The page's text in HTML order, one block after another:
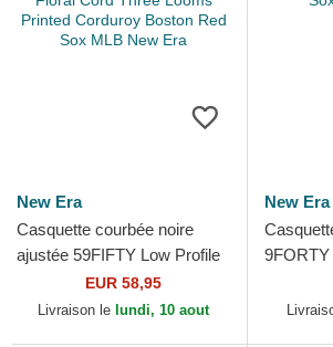
New Era
Casquette courbée noire
ajustée 59FIFTY Low Profile
Floral Cord Three Looms
Printed Corduroy...
EUR 58,95
Livraison le lundi, 10 aout
New Era
Red